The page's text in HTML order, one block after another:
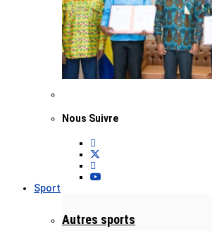
Nous Suivre
Sport
Autres sports